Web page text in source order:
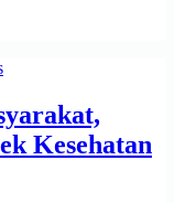
Kesehatan